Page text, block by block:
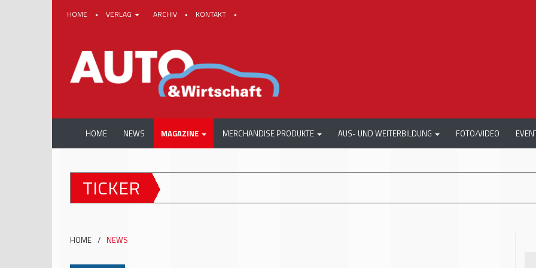
HOME • VERLAG ARCHIV • KONTAKT •
HOME NEWS MAGAZINE MERCHANDISE PRODUKTE AUS- UND WEITERBILDUNG FOTO/VIDEO
TICKER
HOME / NEWS